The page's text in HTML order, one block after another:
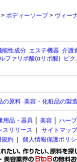
> ボディーソープ> ヴィー
能性成分 エステ機器 介護
ファリポ酸(αリポ酸) ピ
の原料 美容・化粧品の製造
用品・器具 美容 ハー
スリリース サイトマップ
規約 個人情報保護ポリ